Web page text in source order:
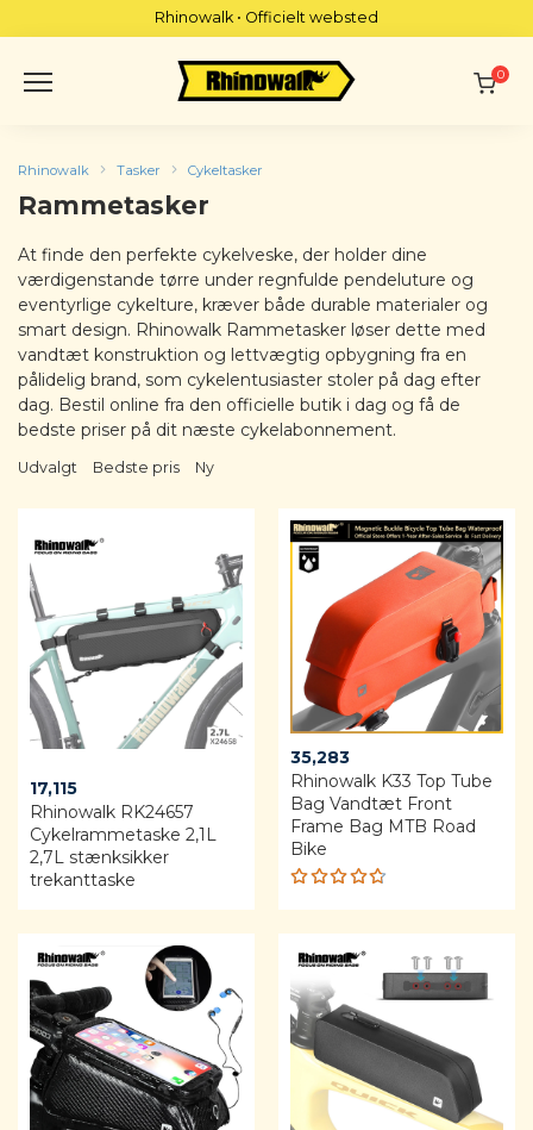
to
Rhinowalk • Officielt websted
0
Rhinowalk Tasker Cykeltasker
Rammetasker
At finde den perfekte cykelveske, der holder dine
værdigenstande tørre under regnfulde pendeluture og
eventyrlige cykelture, kræver både durable materialer og
smart design. Rhinowalk Rammetasker løser dette med
vandtæt konstruktion og lettvægtig opbygning fra en
pålidelig brand, som cykelentusiaster stoler på dag efter
dag. Bestil online fra den officielle butik i dag og få de
bedste priser på dit næste cykelabonnement.
Udvalgt Bedste pris Ny
17,115
Rhinowalk RK24657
Cykelrammetaske 2,1L
2,7L stænksikker
trekanttaske
35,283
Rhinowalk K33 Top Tube
Bag Vandtæt Front
Frame Bag MTB Road
Bike
Rated
4.64
out of 5